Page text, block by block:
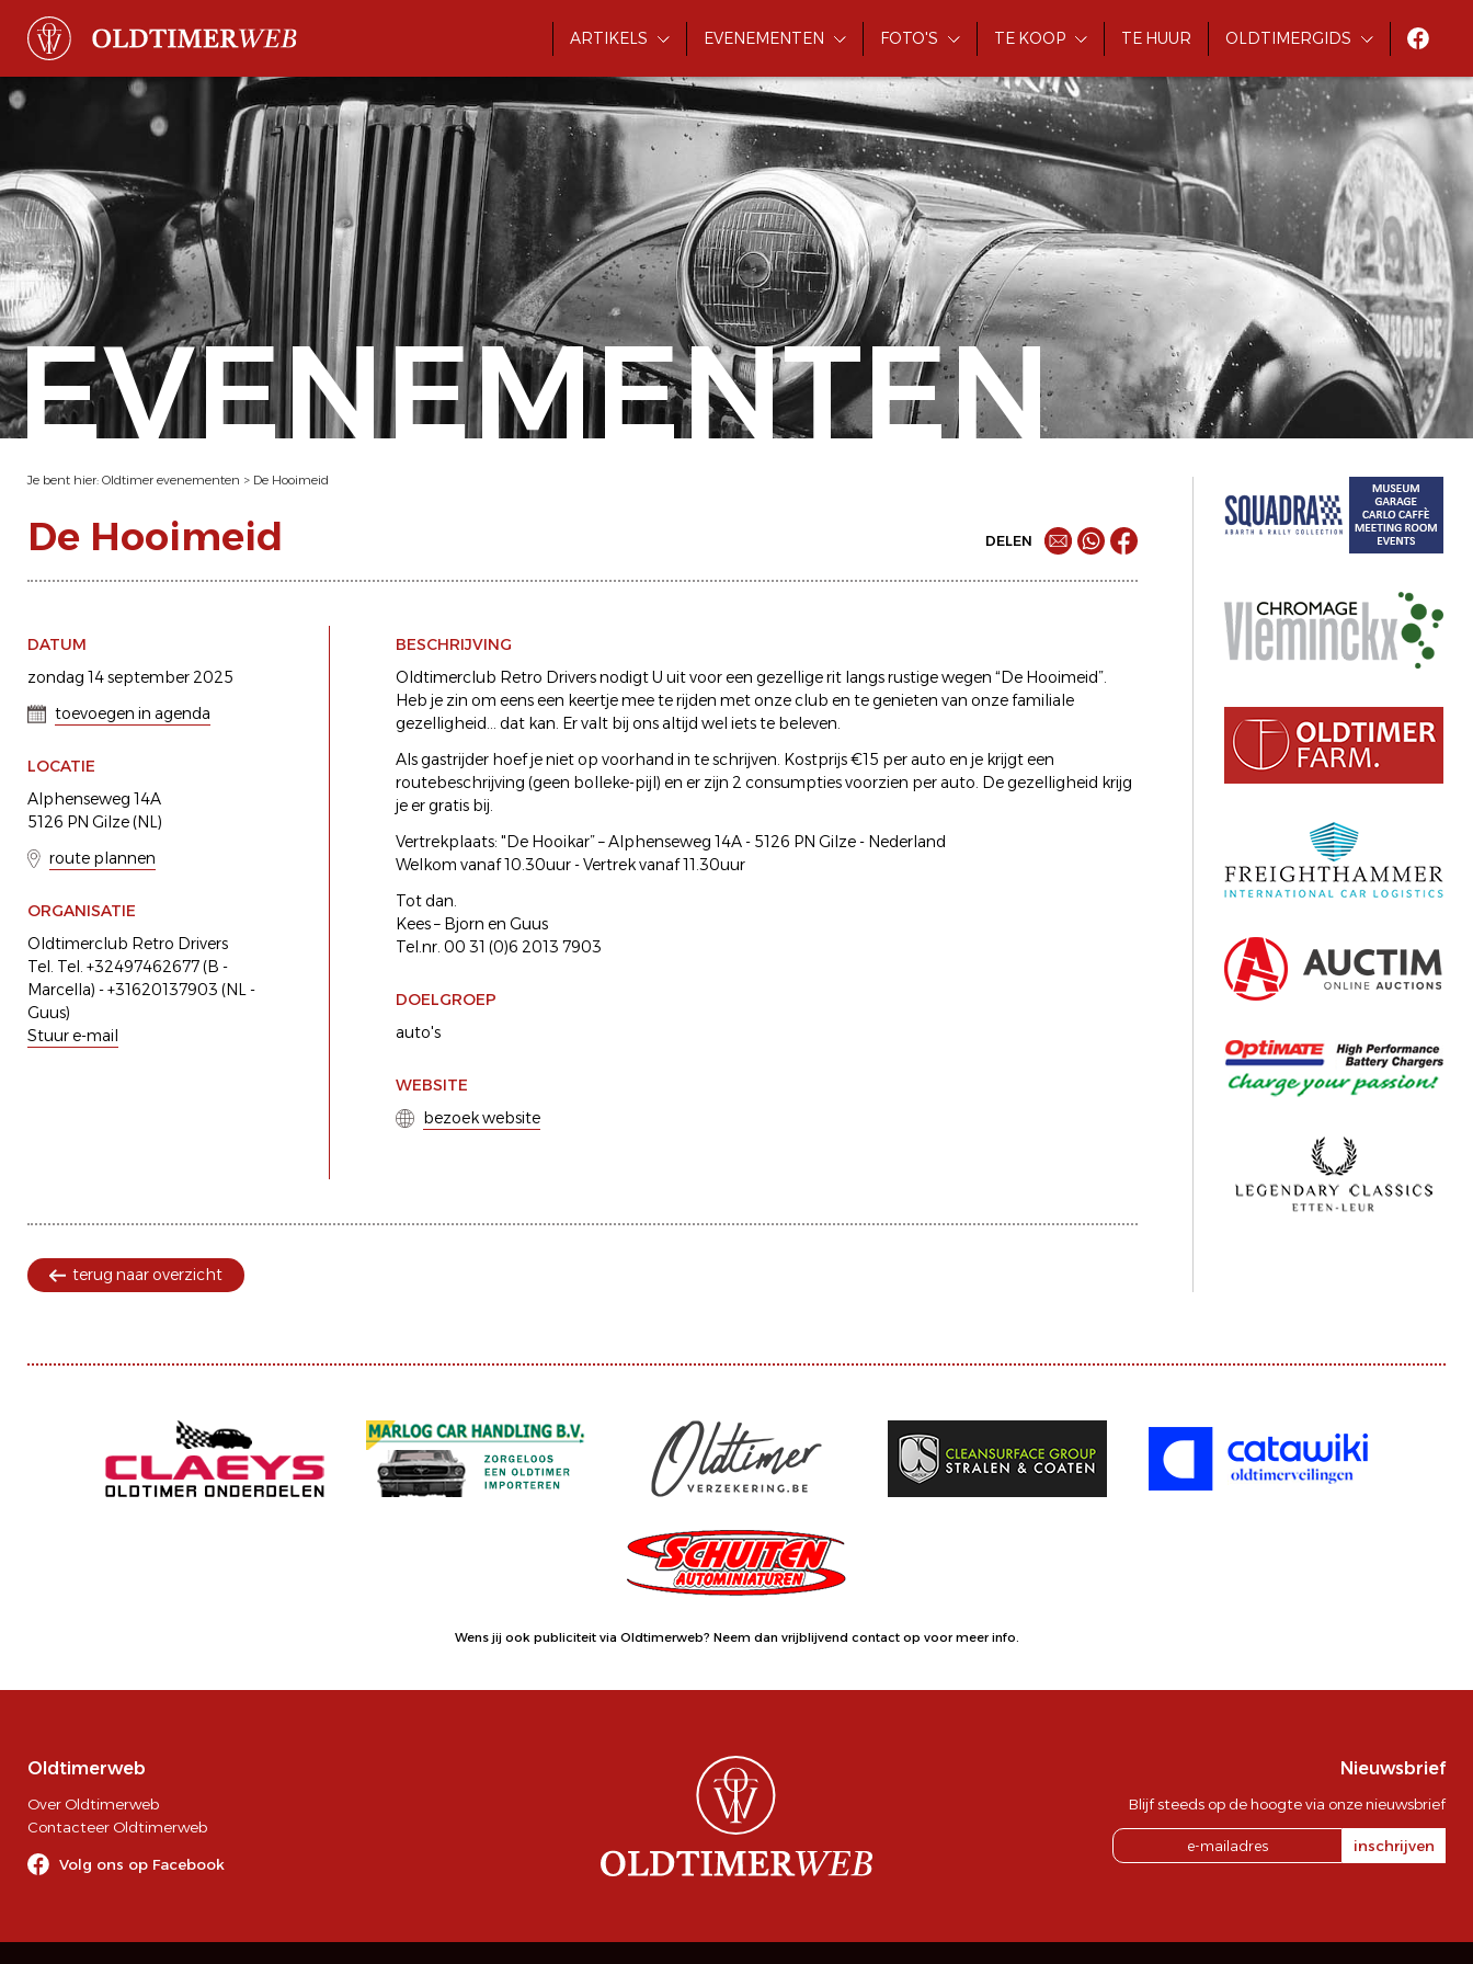
ARTIKELS EVENEMENTEN FOTO'S TE KOOP TE HUUR OLDTIMERGIDS
EVENEMENTEN
Je bent hier: Oldtimer evenementen > De Hooimeid
De Hooimeid DELEN
DATUM
zondag 14 september 2025
toevoegen in agenda
LOCATIE
Alphenseweg 14A
5126 PN Gilze (NL)
route plannen
ORGANISATIE
Oldtimerclub Retro Drivers
Tel. Tel. +32497462677 (B -
Marcella) - +31620137903 (NL -
Guus)
Stuur e-mail
BESCHRIJVING
Oldtimerclub Retro Drivers nodigt U uit voor een gezellige rit langs rustige wegen “De Hooimeid”.
Heb je zin om eens een keertje mee te rijden met onze club en te genieten van onze familiale
gezelligheid... dat kan. Er valt bij ons altijd wel iets te beleven.
Als gastrijder hoef je niet op voorhand in te schrijven. Kostprijs €15 per auto en je krijgt een
routebeschrijving (geen bolleke-pijl) en er zijn 2 consumpties voorzien per auto. De gezelligheid krijg
je er gratis bij.
Vertrekplaats: "De Hooikar” – Alphenseweg 14A - 5126 PN Gilze - Nederland
Welkom vanaf 10.30uur - Vertrek vanaf 11.30uur
Tot dan.
Kees – Bjorn en Guus
Tel.nr. 00 31 (0)6 2013 7903
DOELGROEP
auto's
WEBSITE
bezoek website
terug naar overzicht
Wens jij ook publiciteit via Oldtimerweb? Neem dan vrijblijvend contact op voor meer info.
Oldtimerweb
Over Oldtimerweb
Contacteer Oldtimerweb
Volg ons op Facebook
Nieuwsbrief
Blijf steeds op de hoogte via onze nieuwsbrief
inschrijven